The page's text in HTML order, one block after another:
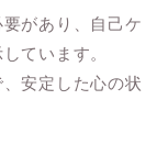
があり、自己ケ
ています。
安定した心の状